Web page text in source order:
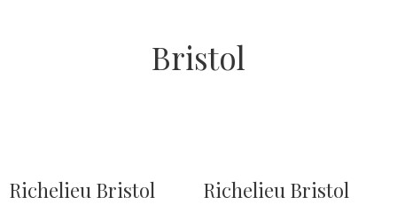
Bristol
Richelieu Bristol Richelieu Bristol